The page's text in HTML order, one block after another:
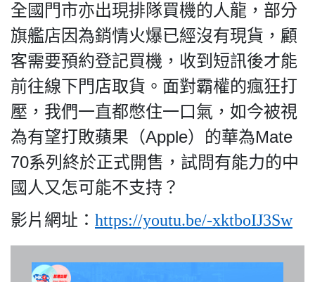
活動
關於我們
我們的立場
全國門市亦出現排隊買機的人龍，部分
旗艦店因為銷情火爆已經沒有現貨，顧
客需要預約登記買機，收到短訊後才能
前往線下門店取貨。面對霸權的瘋狂打
壓，我們一直都憋住一口氣，如今被視
為有望打敗蘋果（Apple）的華為Mate
70系列終於正式開售，試問有能力的中
國人又怎可能不支持？
影片網址： https://youtu.be/-xktboIJ3Sw